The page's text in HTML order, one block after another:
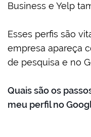
Business e Yelp
Esses perfis são
empresa apareça
de pesquisa e no
Quais são os
meu perfil no